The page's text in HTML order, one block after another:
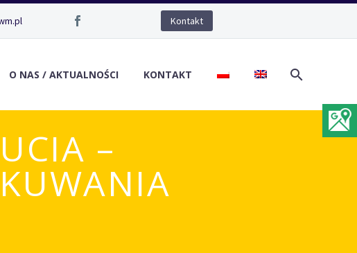
Kontakt
O NAS / AKTUALNOŚCI KONTAKT
–